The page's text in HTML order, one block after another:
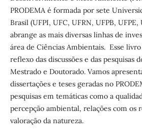
PRODEMA é formada por sete
Brasil (UFPI, UFC, UFRN, UFPB, UFPE,
abrange as mais diversas linhas de
área de Ciências Ambientais. Esse
reflexo das discussões e das pesquisas
Mestrado e Doutorado. Vamos
dissertações e teses geradas no
pesquisas em temáticas como a
percepção ambiental, relações com os
valoração da natureza.